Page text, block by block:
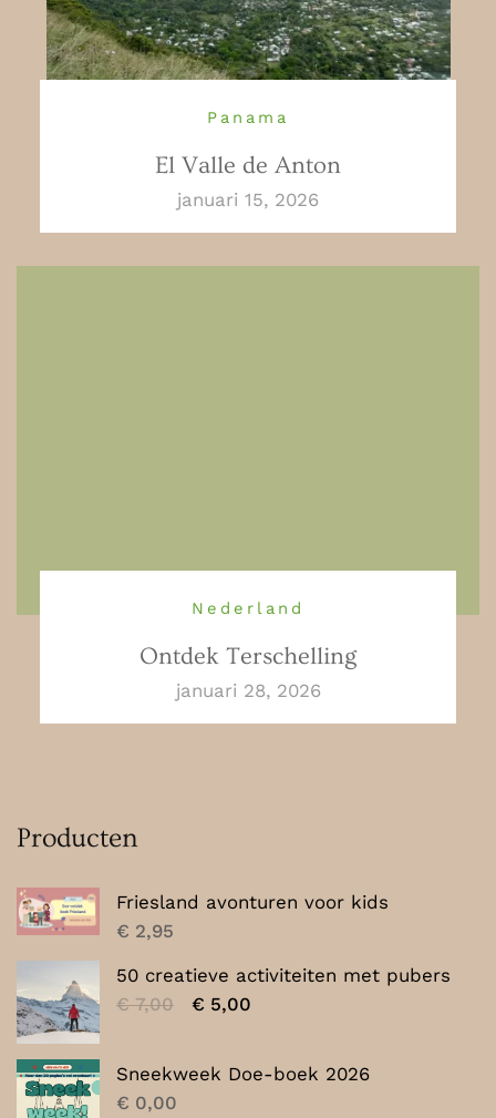
Panama
El Valle de Anton
januari 15, 2026
Nederland
Ontdek Terschelling
januari 28, 2026
Producten
Friesland avonturen voor kids
€ 2,95
50 creatieve activiteiten met pubers
€7,00
Oorspronkelijke
was:
€ 5,00
Sneekweek Doe-boek 2026
€ 0,00